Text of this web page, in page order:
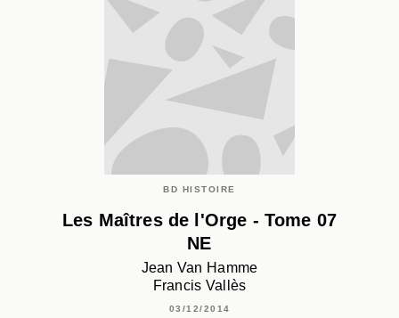
BD HISTOIRE
Les Maîtres de l'Orge - Tome 07
NE
Jean Van Hamme
Francis Vallès
03/12/2014